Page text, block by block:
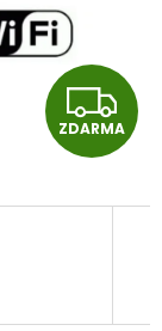
Z
D
A
ZDARMA